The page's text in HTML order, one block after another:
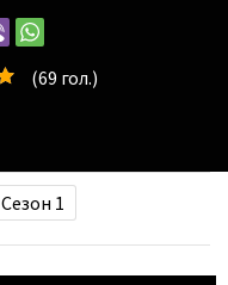
(69 гол.)
Сезон 1